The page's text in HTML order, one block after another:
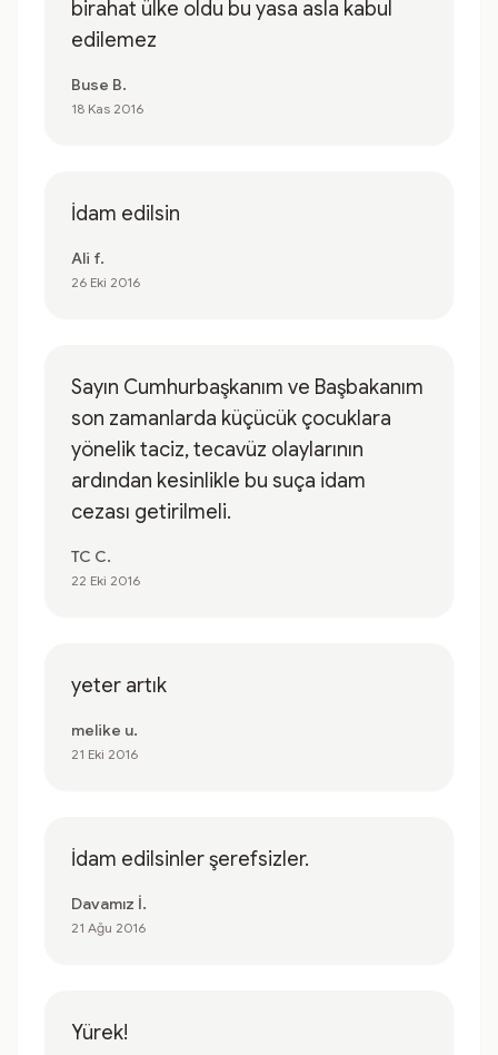
birahat ülke oldu bu yasa asla kabul
edilemez
Buse B.
18 Kas 2016
İdam edilsin
Ali f.
26 Eki 2016
Sayın Cumhurbaşkanım ve Başbakanım
son zamanlarda küçücük çocuklara
yönelik taciz, tecavüz olaylarının
ardından kesinlikle bu suça idam
cezası getirilmeli.
TC C.
22 Eki 2016
yeter artık
melike u.
21 Eki 2016
İdam edilsinler şerefsizler.
Davamız İ.
21 Ağu 2016
Yürek!